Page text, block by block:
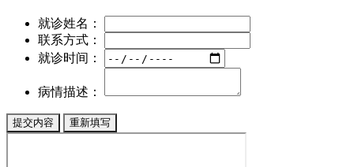
就诊姓名：
联系方式：
就诊时间：
病情描述：